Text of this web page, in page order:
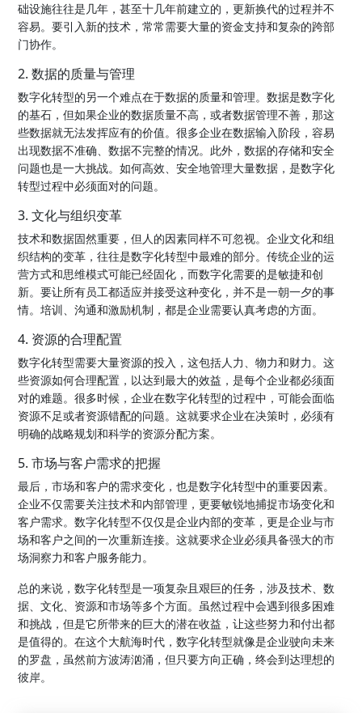
础设施往往是几年，甚至十几年前建立的，更新换代的过程并不
容易。要引入新的技术，常常需要大量的资金支持和复杂的跨部
门协作。
2. 数据的质量与管理
数字化转型的另一个难点在于数据的质量和管理。数据是数字化
的基石，但如果企业的数据质量不高，或者数据管理不善，那这
些数据就无法发挥应有的价值。很多企业在数据输入阶段，容易
出现数据不准确、数据不完整的情况。此外，数据的存储和安全
问题也是一大挑战。如何高效、安全地管理大量数据，是数字化
转型过程中必须面对的问题。
3. 文化与组织变革
技术和数据固然重要，但人的因素同样不可忽视。企业文化和组
织结构的变革，往往是数字化转型中最难的部分。传统企业的运
营方式和思维模式可能已经固化，而数字化需要的是敏捷和创
新。要让所有员工都适应并接受这种变化，并不是一朝一夕的事
情。培训、沟通和激励机制，都是企业需要认真考虑的方面。
4. 资源的合理配置
数字化转型需要大量资源的投入，这包括人力、物力和财力。这
些资源如何合理配置，以达到最大的效益，是每个企业都必须面
对的难题。很多时候，企业在数字化转型的过程中，可能会面临
资源不足或者资源错配的问题。这就要求企业在决策时，必须有
明确的战略规划和科学的资源分配方案。
5. 市场与客户需求的把握
最后，市场和客户的需求变化，也是数字化转型中的重要因素。
企业不仅需要关注技术和内部管理，更要敏锐地捕捉市场变化和
客户需求。数字化转型不仅仅是企业内部的变革，更是企业与市
场和客户之间的一次重新连接。这就要求企业必须具备强大的市
场洞察力和客户服务能力。
总的来说，数字化转型是一项复杂且艰巨的任务，涉及技术、数
据、文化、资源和市场等多个方面。虽然过程中会遇到很多困难
和挑战，但是它所带来的巨大的潜在收益，让这些努力和付出都
是值得的。在这个大航海时代，数字化转型就像是企业驶向未来
的罗盘，虽然前方波涛汹涌，但只要方向正确，终会到达理想的
彼岸。